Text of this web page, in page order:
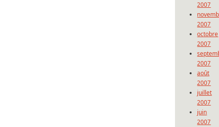
2007
2007
octobre
2007
2007
août
2007
juillet
2007
juin
2007